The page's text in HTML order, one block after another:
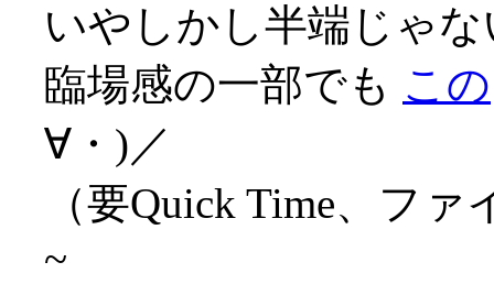
いやしかし半端じゃ
臨場感の一部でも この
∀・)／
（要Quick Time、フ
~